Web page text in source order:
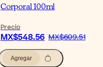
Corporal 100ml
Precio
MX$548.56 MX$609.51
Agregar